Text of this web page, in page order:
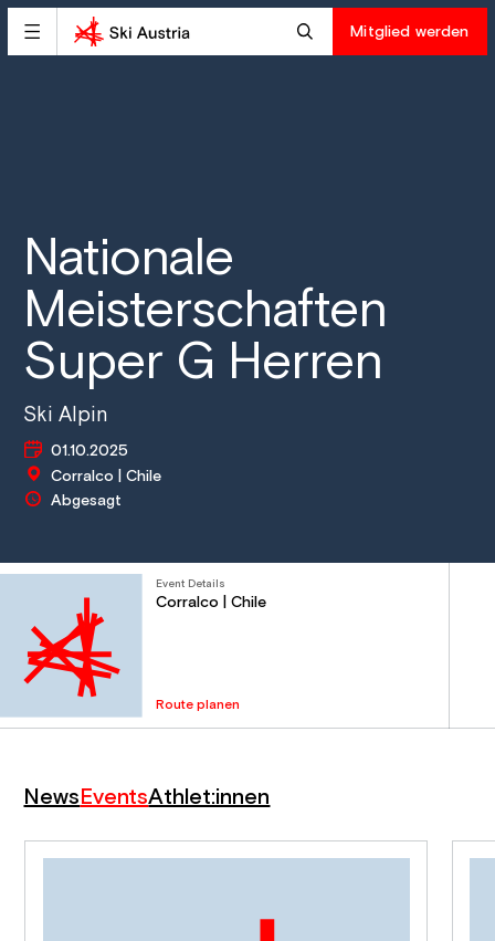
Mitglied werden
Nationale
Meisterschaften
Super G Herren
Ski Alpin
01.10.2025
Corralco | Chile
Abgesagt
Event Details
Corralco | Chile
Route planen
NewsEventsAthlet:innen